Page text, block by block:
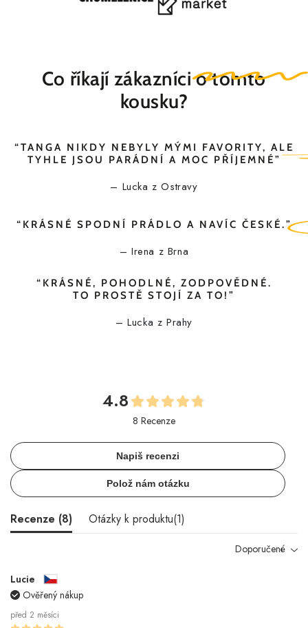
Co říkají zákaznício tomto
kousku?
“TANGA NIKDY NEBYLY MÝMI FAVORITY, ALE
TYHLE JSOU PARÁDNÍ A MOC PŘÍJEMNÉ”
– Lucka z Ostravy
“KRÁSNÉ SPODNÍ PRÁDLO A NAVÍC ČESKÉ.”
– Irena z Brna
“KRÁSNÉ, POHODLNÉ, ZODPOVĚDNÉ.
TO PROSTĚ STOJÍ ZA TO! ”
– Lucka z Prahy
4.8
8 Recenze
Napiš recenzi
Polož nám otázku
Recenze (8) Otázky k produktu(1)
Doporučené
Lucie
Ověřený nákup
před 2 měsíci